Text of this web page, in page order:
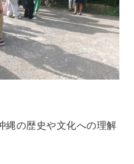
縄の歴史や文化への理解